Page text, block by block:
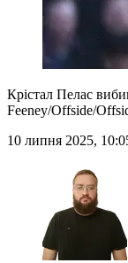
Крістал Пелас
Feeney/Offside/
10 липня 2025,